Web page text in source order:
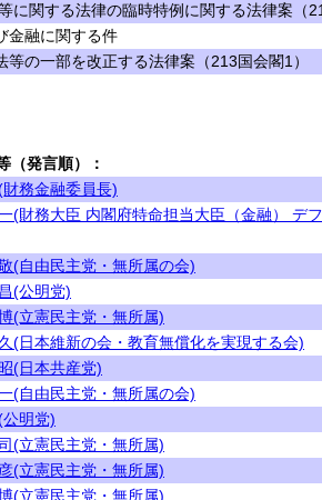
に関する法律の臨時特例に関する法律案（
金融に関する件
等の一部を改正する法律案（213国会閣1）
（発言順）：
務金融委員長)
(財務大臣 内閣府特命担当大臣（金融） デ
(自由民主党・無所属の会)
(公明党)
(立憲民主党・無所属)
(日本維新の会・教育無償化を実現する会)
(日本共産党)
(自由民主党・無所属の会)
明党)
(立憲民主党・無所属)
(立憲民主党・無所属)
(立憲民主党・無所属)